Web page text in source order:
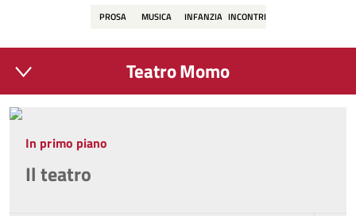
PROSA MUSICA INFANZIA INCONTRI
Teatro Momo
In primo piano
Il teatro